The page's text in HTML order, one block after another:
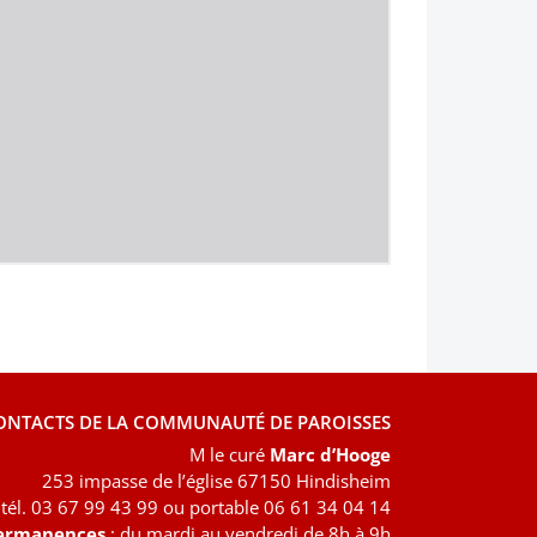
DE LA COMMUNAUTÉ DE PAROISSES
M le curé Marc d’Hooge
253 impasse de l’église 67150 Hindisheim
tél. 03 67 99 43 99 ou portable 06 61 34 04 14